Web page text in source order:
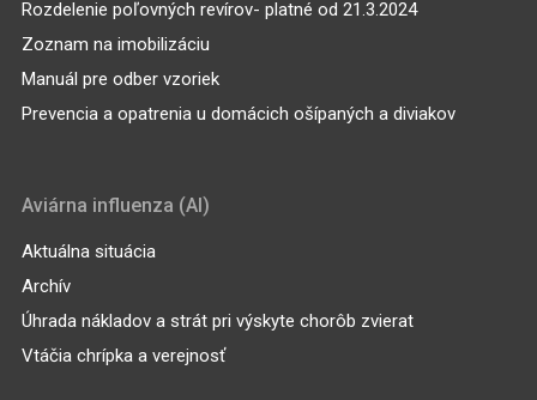
Rozdelenie poľovných revírov- platné od 21.3.2024
Zoznam na imobilizáciu
Manuál pre odber vzoriek
Prevencia a opatrenia u domácich ošípaných a diviakov
Aviárna influenza (AI)
Aktuálna situácia
Archív
Úhrada nákladov a strát pri výskyte chorôb zvierat
Vtáčia chrípka a verejnosť